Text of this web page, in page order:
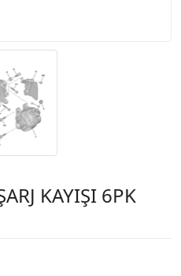
KAYIŞI 6PK